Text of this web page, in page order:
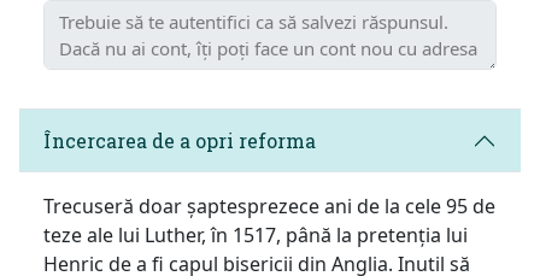
Încercarea de a opri reforma
Trecuseră doar șaptesprezece ani de la cele 95 de
teze ale lui Luther, în 1517, până la pretenția lui
Henric de a fi capul bisericii din Anglia. Inutil să